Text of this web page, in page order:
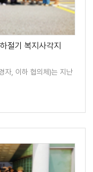
절기 복지사각지
자, 이하 협의체)는 지난